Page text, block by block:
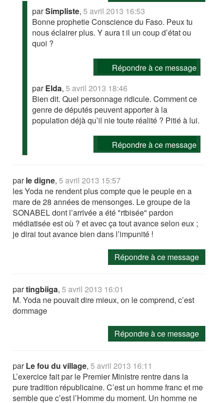
parSimpliste,5 avril 2013 16:53
Bonne prophetie Conscience du Faso. Peux tu
nous éclairer plus. Y aura t il un coup d’état ou
quoi ?
Répondre à ce message
parElda,5 avril 2013 18:46
Bien dit. Quel personnage ridicule. Comment ce
genre de députés peuvent apporter à la
population déjà qu’il nie toute réalité ? Pitié à lui.
Répondre à ce message
parle digne,5 avril 2013 15:57
les Yoda ne rendent plus compte que le peuple en a
mare de 28 années de mensonges. Le groupe de la
SONABEL dont l’arrivée a été "rtbisée" pardon
médiatisée est où ? et avec ça tout avance selon eux ;
je dirai tout avance bien dans l’impunité !
Répondre à ce message
partingbiiga,5 avril 2013 16:01
M. Yoda ne pouvait dire mieux, on le comprend, c’est
dommage
Répondre à ce message
parLe fou du village,5 avril 2013 16:11
L’exercice fait par le Premier Ministre rentre dans la
pure tradition républicaine. C’est un homme franc et me
semble que c’est l’Homme du moment. Un homme ne